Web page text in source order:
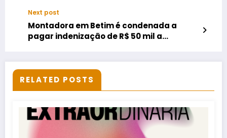
Next post
Montadora em Betim é condenada a
pagar indenização de R$ 50 mil a
RELATED POSTS